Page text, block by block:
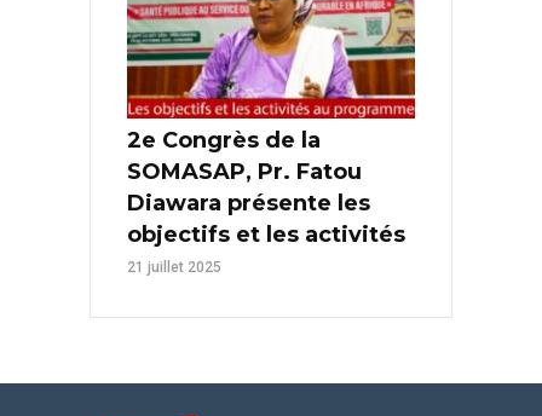
2e Congrès de la
SOMASAP, Pr. Fatou
Diawara présente les
objectifs et les activités
21 juillet 2025